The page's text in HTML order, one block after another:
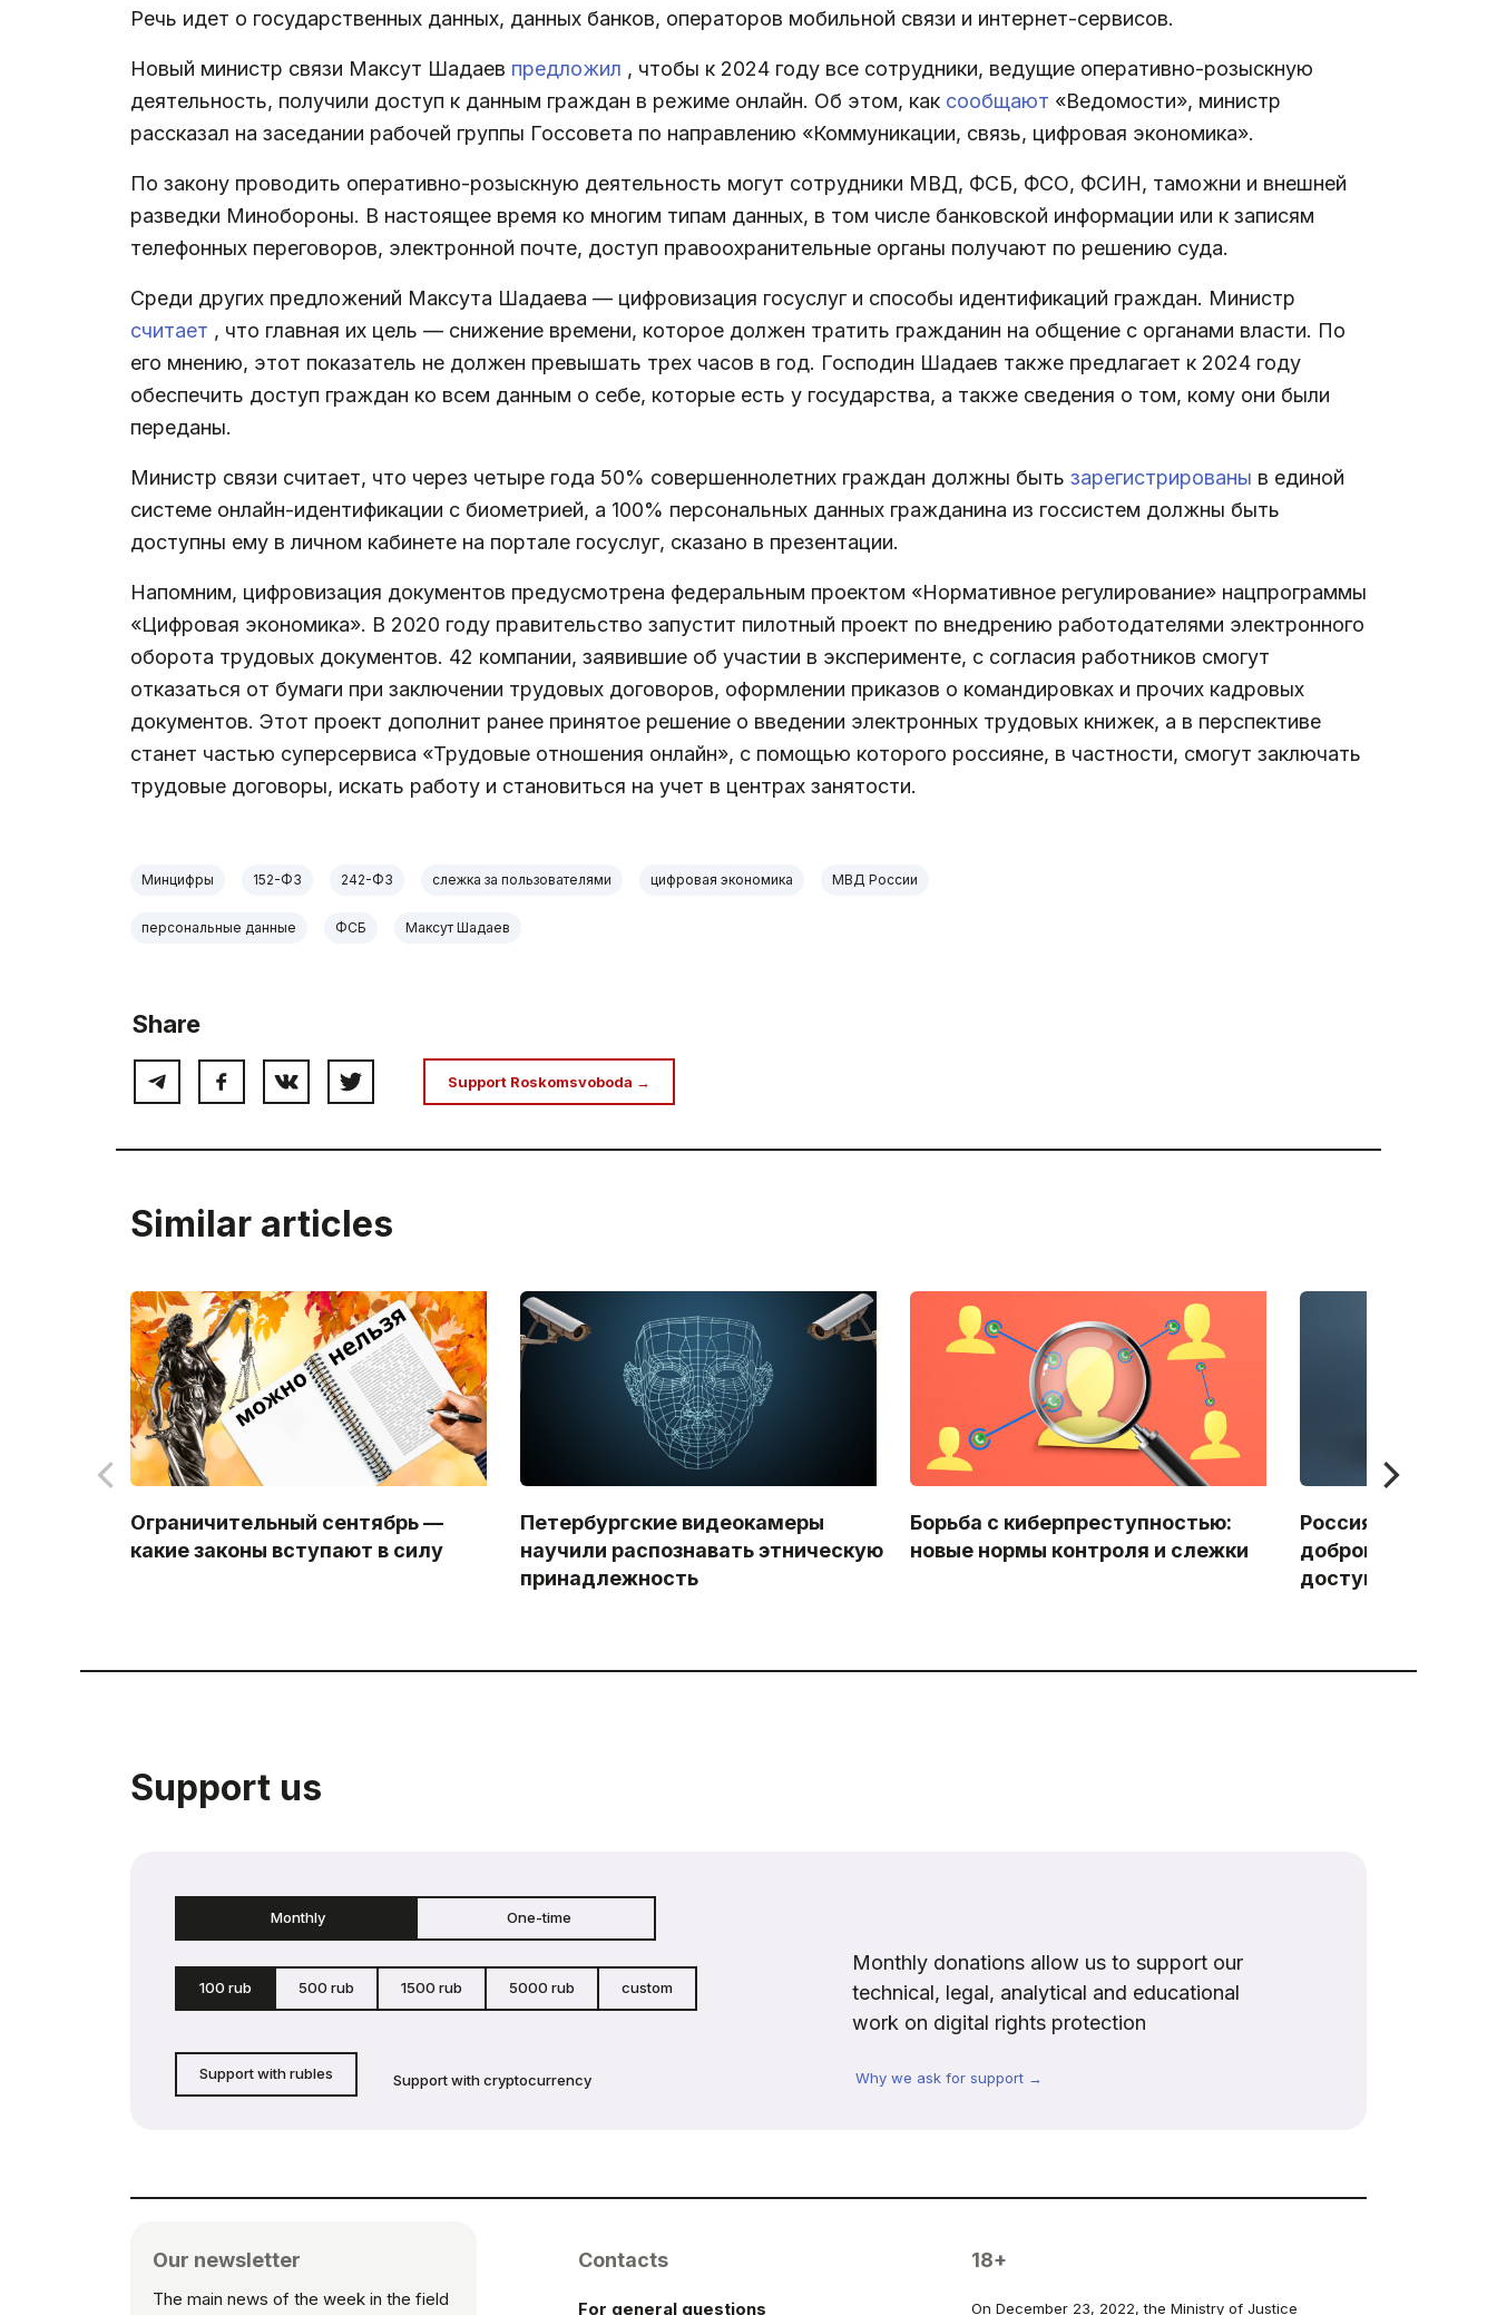
Речь идет о государственных данных, данных банков, операторов мобильной связи и интернет-сервисов.
Новый министр связи Максут Шадаев предложил , чтобы к 2024 году все сотрудники, ведущие оперативно-розыскную
деятельность, получили доступ к данным граждан в режиме онлайн. Об этом, как сообщают «Ведомости», министр
рассказал на заседании рабочей группы Госсовета по направлению «Коммуникации, связь, цифровая экономика».
По закону проводить оперативно-розыскную деятельность могут сотрудники МВД, ФСБ, ФСО, ФСИН, таможни и внешней
разведки Минобороны. В настоящее время ко многим типам данных, в том числе банковской информации или к записям
телефонных переговоров, электронной почте, доступ правоохранительные органы получают по решению суда.
Среди других предложений Максута Шадаева — цифровизация госуслуг и способы идентификаций граждан. Министр
считает , что главная их цель — снижение времени, которое должен тратить гражданин на общение с органами власти. По
его мнению, этот показатель не должен превышать трех часов в год. Господин Шадаев также предлагает к 2024 году
обеспечить доступ граждан ко всем данным о себе, которые есть у государства, а также сведения о том, кому они были
переданы.
Министр связи считает, что через четыре года 50% совершеннолетних граждан должны быть зарегистрированы в единой
системе онлайн-идентификации с биометрией, а 100% персональных данных гражданина из госсистем должны быть
доступны ему в личном кабинете на портале госуслуг, сказано в презентации.
Напомним, цифровизация документов предусмотрена федеральным проектом «Нормативное регулирование» нацпрограммы
«Цифровая экономика». В 2020 году правительство запустит пилотный проект по внедрению работодателями электронного
оборота трудовых документов. 42 компании, заявившие об участии в эксперименте, с согласия работников смогут
отказаться от бумаги при заключении трудовых договоров, оформлении приказов о командировках и прочих кадровых
документов. Этот проект дополнит ранее принятое решение о введении электронных трудовых книжек, а в перспективе
станет частью суперсервиса «Трудовые отношения онлайн», с помощью которого россияне, в частности, смогут заключать
трудовые договоры, искать работу и становиться на учет в центрах занятости.
Минцифры 152-ФЗ 242-ФЗ слежка за пользователями цифровая экономика МВД России
персональные данные ФСБ Максут Шадаев
Share
Support Roskomsvoboda →
Similar articles
Ограничительный сентябрь —
какие законы вступают в силу
Петербургские видеокамеры
научили распознавать этническую
принадлежность
Борьба с киберпреступностью:
новые нормы контроля и слежки
Россиянам
добровольно
доступ к
Support us
Monthly One-time
100 rub 500 rub 1500 rub 5000 rub custom
Support with rubles Support with cryptocurrency
Monthly donations allow us to support our
technical, legal, analytical and educational
work on digital rights protection
Why we ask for support →
Our newsletter
The main news of the week in the field
Contacts
For general questions
18+
On December 23, 2022, the Ministry of Justice